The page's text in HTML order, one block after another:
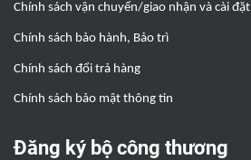
Chính sách vận chuyển/giao nhận và cài đặt
Chính sách bảo hành, Bảo trì
Chính sách đổi trả hàng
Chính sách bảo mật thông tin
Đăng ký bộ công thương